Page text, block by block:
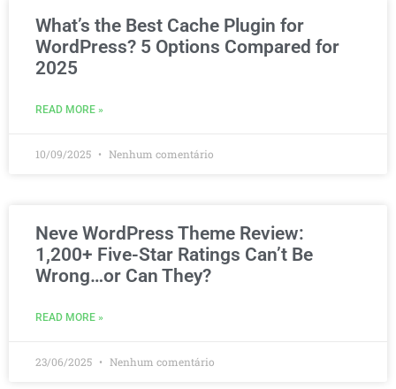
What’s the Best Cache Plugin for
WordPress? 5 Options Compared for
2025
READ MORE »
10/09/2025 Nenhum comentário
Neve WordPress Theme Review:
1,200+ Five-Star Ratings Can’t Be
Wrong…or Can They?
READ MORE »
23/06/2025 Nenhum comentário